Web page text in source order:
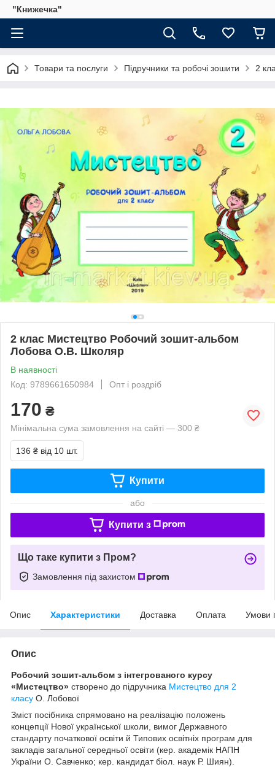
"Книжечка"
Товари та послуги Підручники та робочі зошити 2
2 клас Мистецтво Робочий зошит-альбом
Лобова О.В. Школяр
В наявності
Код: 9789661650984
Опт і роздріб
170 ₴
Мінімальна сума замовлення на сайті — 300 ₴
136 ₴ від 10 шт.
Купити
або
Купити з
Що таке купити з Пром?
Замовлення під захистом
Опис Характеристики Доставка Оплата Умови
Опис
Робочий зошит-альбом з інтегрованого курсу
«Мистецтво» створено до підручника Мистецтво для 2
класу О. Лобової
Зміст посібника спрямовано на реалізацію положень
концепції Нової української школи, вимог Державного
стандарту початкової освіти й Типових освітніх програм для
закладів загальної середньої освіти (кер. академік НАПН
України О. Савченко; кер. кандидат біол. наук Р. Шиян).